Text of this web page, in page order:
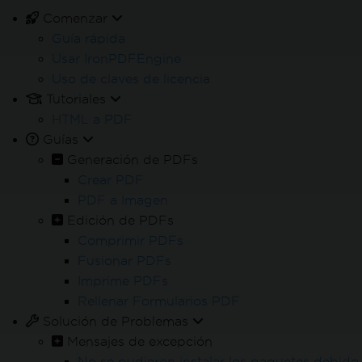
Comenzar
Usar IronPDFEngine
Uso de claves de licencia
Tutoriales
HTML a PDF
Guías
Generación de PDFs
Crear PDF
PDF a Imagen
Edición de PDFs
Comprimir PDFs
Fusionar PDFs
Imprime PDFs
Rellenar Formularios PDF
Solución de Problemas
Mensajes de excepción
Instálalo y ejecútalo en minutos.
Soporte técnico 24/5
Acceso completo a nuestro equipo de soporte
técnico durante tu prueba del producto
¿Necesita ayuda?
Nuestro equipo de ventas estará
encantado de ayudarle.
Prueba la versión de prueba Enterprise